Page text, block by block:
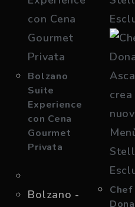
Bolzano
Suite
Experience
con Cena
Gourmet
Privata
Bolzano -
Chef